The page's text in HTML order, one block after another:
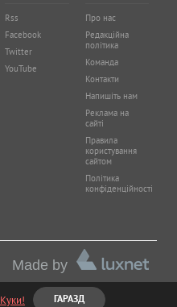
Rss
Facebook
Twitter
YouTube
Про нас
Редакційна
політика
Команда
Контакти
Напишіть нам
Реклама на
сайті
Правила
користування
сайтом
Політика
конфіденційності
Made by
Куки! ГАРАЗД